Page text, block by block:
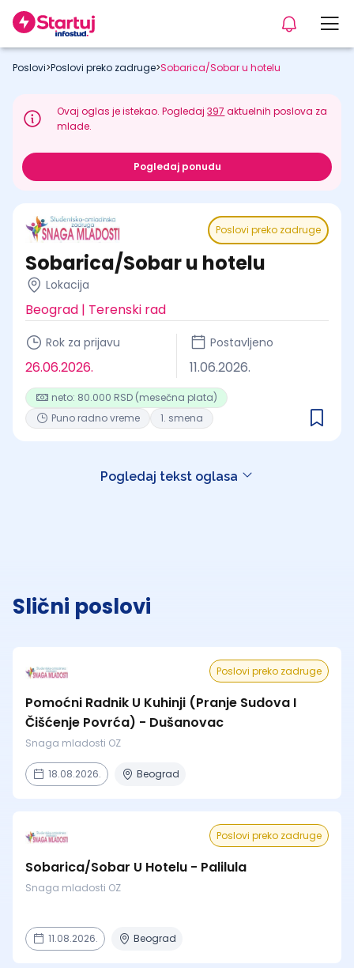
Poslovi>Poslovi preko zadruge>Sobarica/Sobar u hotelu
Ovaj oglas je istekao. Pogledaj397 aktuelnih poslova za
mlade.
Pogledaj ponudu
Poslovi preko zadruge
Sobarica/Sobar u hotelu
Lokacija
Beograd | Terenski rad
Rok za prijavu
26.06.2026.
Postavljeno
11.06.2026.
neto: 80.000 RSD (mesečna plata)
Puno radno vreme
1. smena
Pogledaj tekst oglasa
Slični poslovi
Poslovi preko zadruge
Pomoćni Radnik U Kuhinji (Pranje Sudova I
Čišćenje Povrća) - Dušanovac
Snaga mladosti OZ
18.08.2026. Beograd
Poslovi preko zadruge
Sobarica/Sobar U Hotelu - Palilula
Snaga mladosti OZ
11.08.2026. Beograd